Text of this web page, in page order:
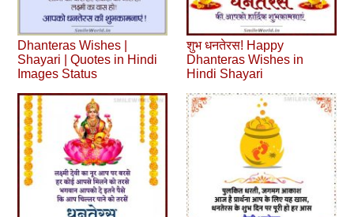
Dhanteras Wishes |
Shayari | Quotes in Hindi
Images Status
शुभ धनतेरस! Happy
Dhanteras Wishes in
Hindi Shayari